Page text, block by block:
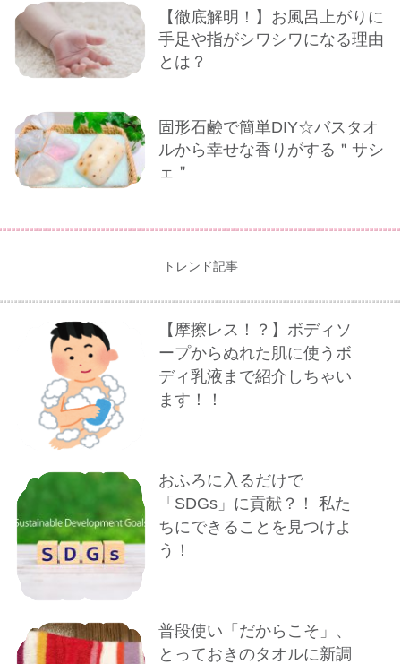
【徹底解明！】お風呂上がりに
手足や指がシワシワになる理由
とは？
固形石鹸で簡単DIY☆バスタオ
ルから幸せな香りがする＂サシ
ェ＂
トレンド記事
【摩擦レス！？】ボディソ
ープからぬれた肌に使うボ
ディ乳液まで紹介しちゃい
ます！！
おふろに入るだけで
「SDGs」に貢献？！ 私た
ちにできることを見つけよ
う！
普段使い「だからこそ」、
とっておきのタオルに新調